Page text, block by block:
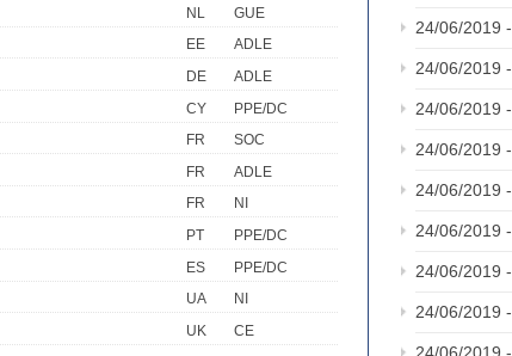
NL
GUE
EE
ADLE
DE
ADLE
CY
PPE/DC
FR
SOC
FR
ADLE
FR
NI
PT
PPE/DC
ES
PPE/DC
UA
NI
UK
CE
24/06/2019 -
24/06/2019 -
24/06/2019 -
24/06/2019 -
24/06/2019 -
24/06/2019 -
24/06/2019 -
24/06/2019 -